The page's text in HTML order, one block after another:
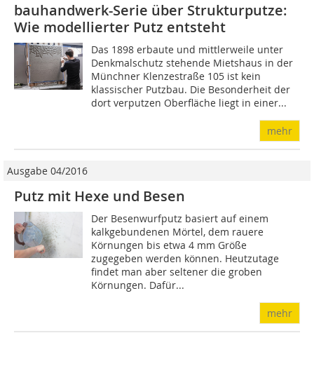
bauhandwerk-Serie über Strukturputze:
Wie modellierter Putz entsteht
Das 1898 erbaute und mittlerweile unter
Denkmalschutz stehende Mietshaus in der
Münchner Klenzestraße 105 ist kein
klassischer Putzbau. Die Besonderheit der
dort verputzen Oberfläche liegt in einer...
mehr
Ausgabe 04/2016
Putz mit Hexe und Besen
Der Besenwurfputz basiert auf einem
kalkgebundenen Mörtel, dem rauere
Körnungen bis etwa 4 mm Größe
zugegeben werden können. Heutzutage
findet man aber seltener die groben
Körnungen. Dafür...
mehr